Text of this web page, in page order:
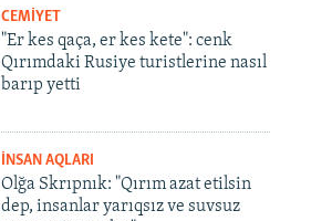
CEMİYET
"Er kes qaça, er kes kete": cenk
Qırımdaki Rusiye turistlerine nasıl
barıp yetti
İNSAN AQLARI
Olğa Skrıpnık: "Qırım azat etilsin
dep, insanlar yarıqsız ve suvsuz